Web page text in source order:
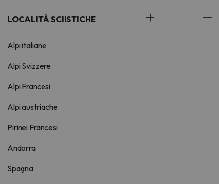
LOCALITÀ SCIISTICHE
Alpi italiane
Alpi Svizzere
Alpi Francesi
Alpi austriache
Pirinei Francesi
Andorra
Spagna